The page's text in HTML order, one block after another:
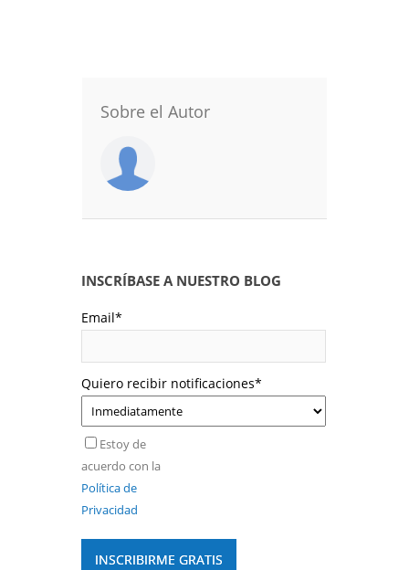
Sobre el Autor
INSCRÍBASE A NUESTRO BLOG
Email*
Quiero recibir notificaciones*
Estoy de
acuerdo con la
Política de
Privacidad